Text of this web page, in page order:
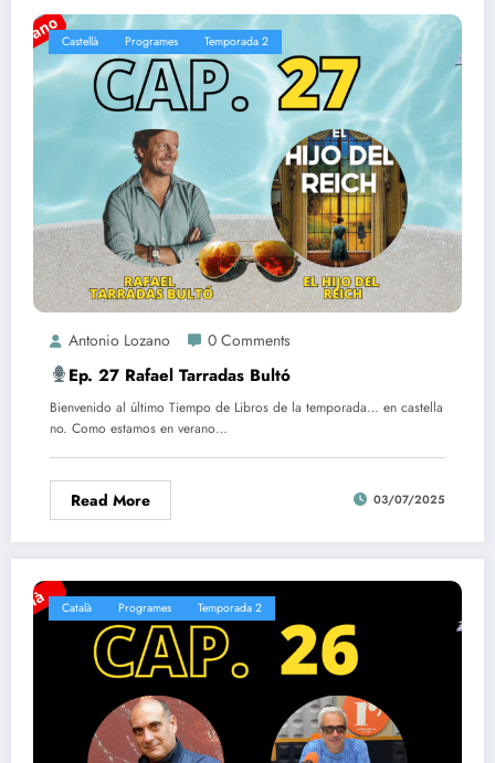
Castellà Programes Temporada 2
Antonio Lozano 0 Comments
Ep. 27 Rafael Tarradas Bultó
Bienvenido al último Tiempo de Libros de la temporada… en castella
no. Como estamos en verano…
Read More 03/07/2025
Català Programes Temporada 2